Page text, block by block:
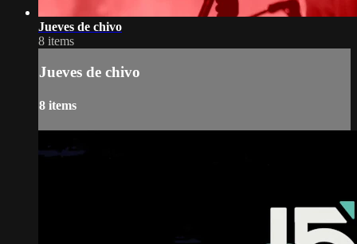
Jueves de chivo
8 items
Jueves de chivo
8 items